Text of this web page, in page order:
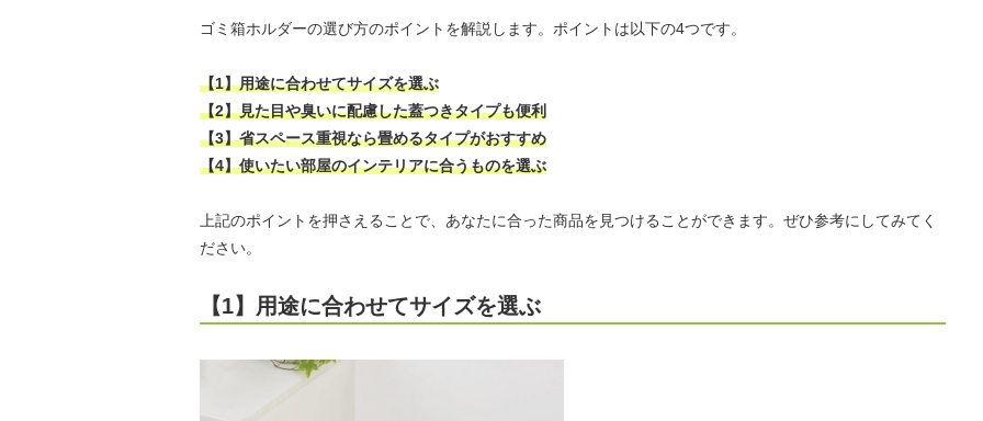
ゴミ箱ホルダーの選び方のポイントを解説します。ポイントは以下の4つです。
【1】用途に合わせてサイズを選ぶ
【2】見た目や臭いに配慮した蓋つきタイプも便利
【3】省スペース重視なら畳めるタイプがおすすめ
【4】使いたい部屋のインテリアに合うものを選ぶ
上記のポイントを押さえることで、あなたに合った商品を見つけることができます。ぜひ参考にしてみてく
ださい。
【1】用途に合わせてサイズを選ぶ